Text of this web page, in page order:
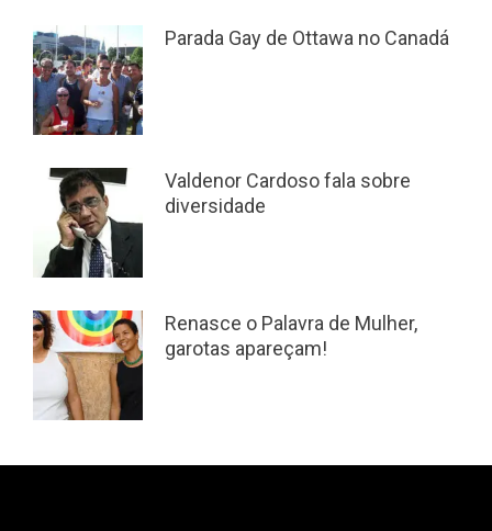
Parada Gay de Ottawa no Canadá
Valdenor Cardoso fala sobre
diversidade
Renasce o Palavra de Mulher,
garotas apareçam!